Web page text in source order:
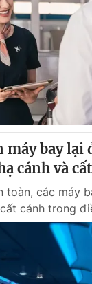
máy bay lại
cánh và
toàn, các máy
cánh trong